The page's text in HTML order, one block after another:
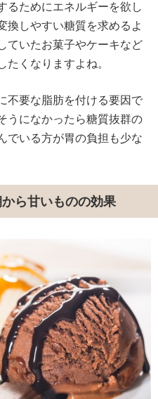
るためにエネルギーを欲し
換しやすい糖質を求めるよ
ていたお菓子やケーキなど
たくなりますよね。
不要な脂肪を付ける要因で
うになかったら糖質抜群の
でいる方が胃の負担も少な
ら甘いものの効果